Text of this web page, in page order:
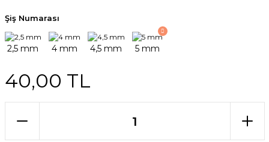
Şiş Numarası
40,00 TL